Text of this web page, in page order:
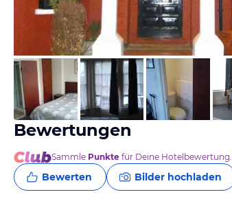
von Ibrahim, Oktober 2014
Bewertungen
Sammle Punkte für Deine Hotelbewertung.
Bewerten Bilder hochladen